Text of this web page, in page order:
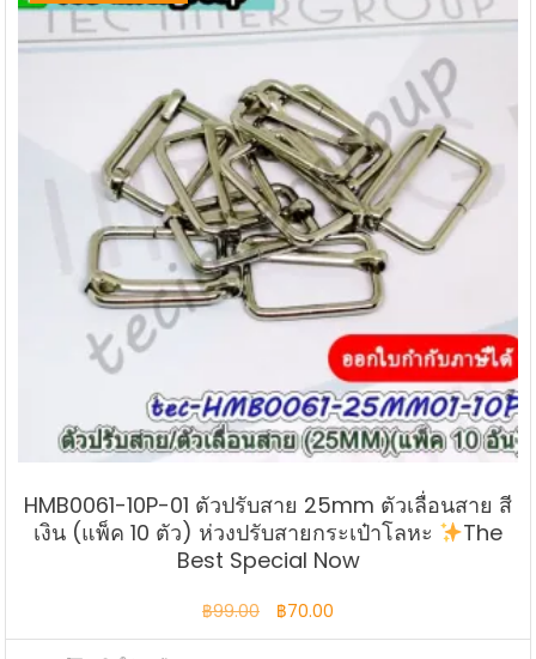
HMB0061-10P-01 ตัวปรับสาย 25mm ตัวเลื่อนสาย สี
เงิน (แพ็ค 10 ตัว) ห่วงปรับสายกระเป๋าโลหะ
The
Best Special Now
฿99.00
Original
price
฿70.00
price